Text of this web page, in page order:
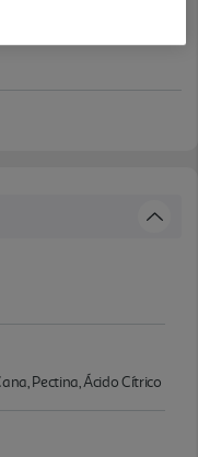
Pectina, Ácido Cítrico